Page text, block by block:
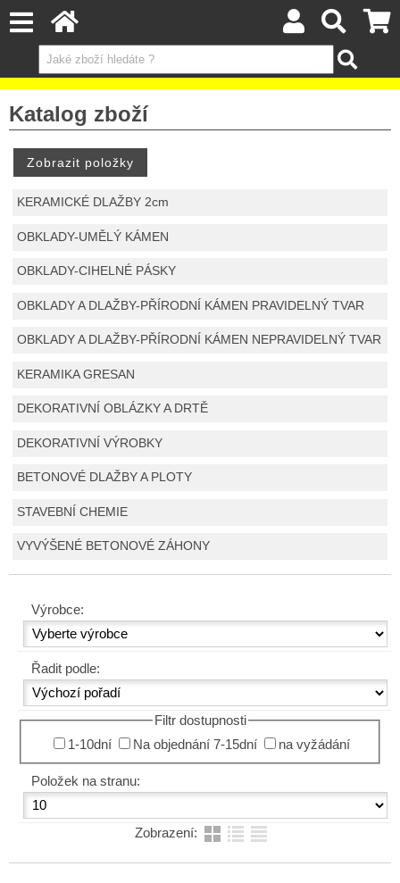
Katalog zboží
KERAMICKÉ DLAŽBY 2cm
OBKLADY-UMĚLÝ KÁMEN
OBKLADY-CIHELNÉ PÁSKY
OBKLADY A DLAŽBY-PŘÍRODNÍ KÁMEN PRAVIDELNÝ TVAR
OBKLADY A DLAŽBY-PŘÍRODNÍ KÁMEN NEPRAVIDELNÝ TVAR
KERAMIKA GRESAN
DEKORATIVNÍ OBLÁZKY A DRTĚ
DEKORATIVNÍ VÝROBKY
BETONOVÉ DLAŽBY A PLOTY
STAVEBNÍ CHEMIE
VYVÝŠENÉ BETONOVÉ ZÁHONY
Výrobce:
Řadit podle:
Filtr dostupnosti
1-10dní
Na objednání 7-15dní na vyžádání
Položek na stranu:
Zobrazení: